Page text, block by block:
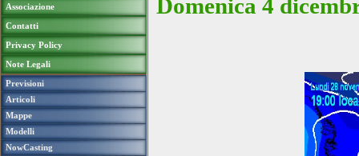
Associazione
Contatti
Privacy Policy
Note Legali
Previsioni
Articoli
Mappe
Modelli
NowCasting
Domenica 4